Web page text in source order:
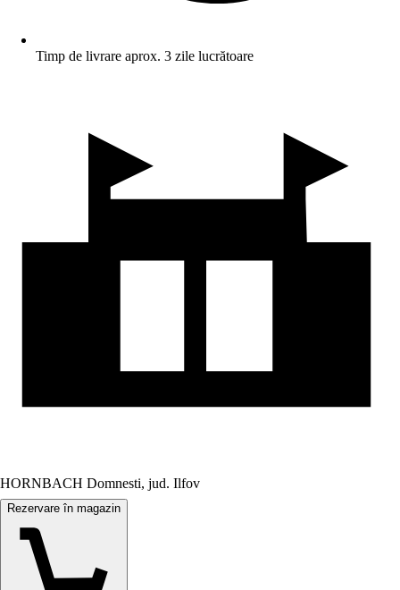
Timp de livrare aprox. 3 zile lucrătoare
HORNBACH Domnesti, jud. Ilfov
Rezervare în magazin